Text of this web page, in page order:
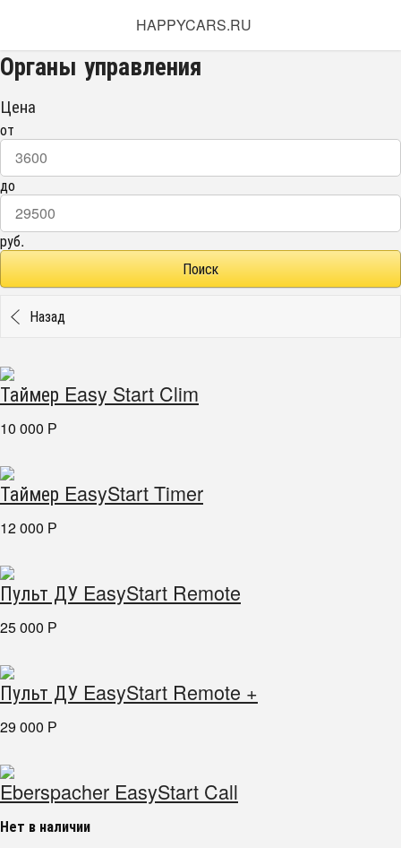
HAPPYCARS.RU
Органы управления
Цена
от
до
руб.
Назад
Таймер Easy Start Clim
10 000 Р
Таймер EasyStart Timer
12 000 Р
Пульт ДУ EasyStart Remote
25 000 Р
Пульт ДУ EasyStart Remote +
29 000 Р
Eberspacher EasyStart Call
Нет в наличии